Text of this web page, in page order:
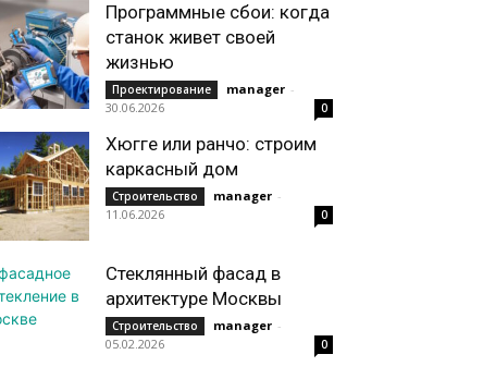
Программные сбои: когда
станок живет своей
жизнью
Проектирование manager -
30.06.2026
0
Хюгге или ранчо: строим
каркасный дом
Строительство manager -
11.06.2026
0
Стеклянный фасад в
архитектуре Москвы
Строительство manager -
05.02.2026
0